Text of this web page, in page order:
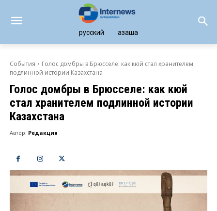
русский қазақша
События
Голос домбры в Брюсселе: как кюй стал хранителем
подлинной истории Казахстана
Голос домбры в Брюсселе: как кюй
стал хранителем подлинной истории
Казахстана
Автор: Редакция